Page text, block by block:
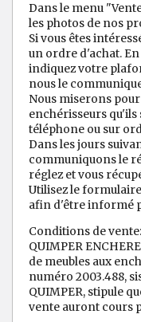
Dans le menu
les photos de nos
Si vous êtes
un ordre d'achat.
indiquez votre
nous le
Nous miserons
enchérisseurs qu'ils
téléphone ou sur
Dans les jours
communiquons le
réglez et vous
Utilisez le
afin d'être informé
Conditions de vente:
QUIMPER
de meubles aux
numéro 2003.488,
QUIMPER, stipule
vente auront cours